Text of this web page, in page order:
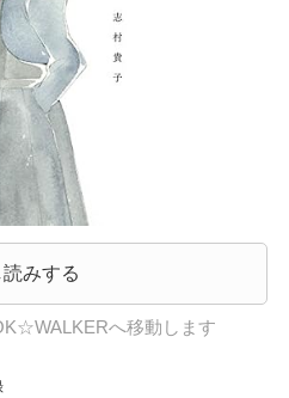
みする
へ移動します